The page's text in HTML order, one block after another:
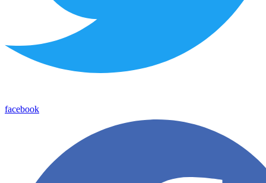
facebook